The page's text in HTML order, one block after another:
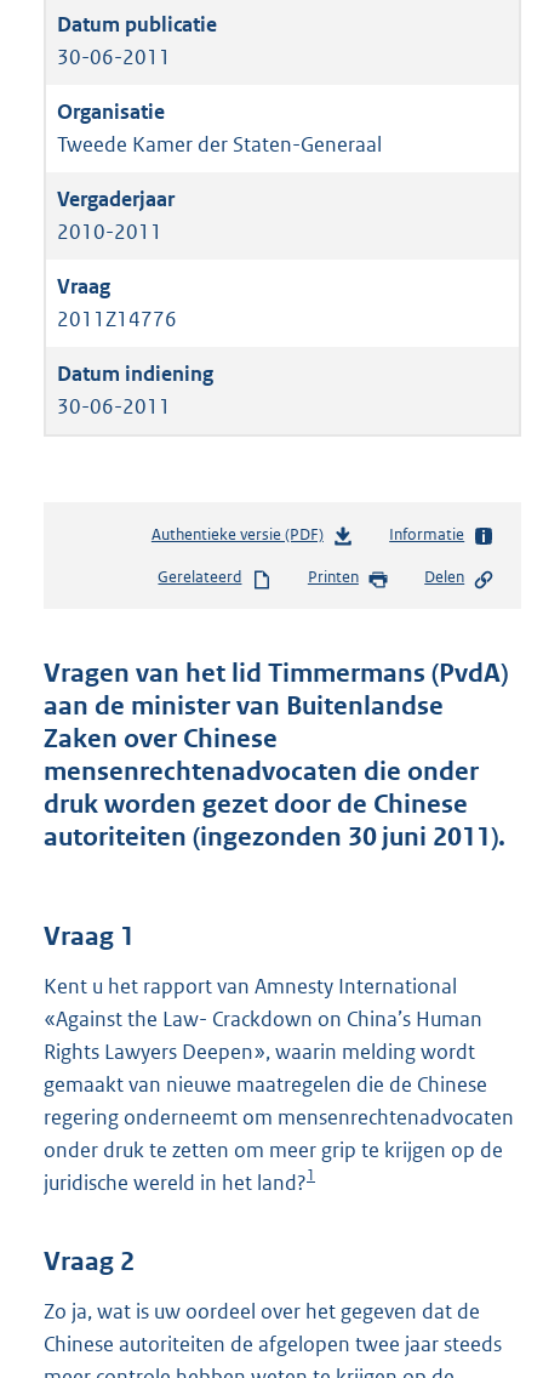
30-06-2011
Tweede Kamer der Staten-Generaal
2010-2011
2011Z14776
30-06-2011
Authentieke versie (PDF)b
s
d
s
r
o
t
K
b
Informatie
Gerelateerd Printen Delen
Vragen van het lid Timmermans (PvdA)
aan de minister van Buitenlandse
Zaken over Chinese
mensenrechtenadvocaten die onder
druk worden gezet door de Chinese
autoriteiten (ingezonden 30 juni 2011).
Vraag 1
Kent u het rapport van Amnesty International
«Against the Law- Crackdown on China’s Human
Rights Lawyers Deepen», waarin melding wordt
gemaakt van nieuwe maatregelen die de Chinese
regering onderneemt om mensenrechtenadvocaten
onder druk te zetten om meer grip te krijgen op de
juridische wereld in het land?1
Vraag 2
Zo ja, wat is uw oordeel over het gegeven dat de
Chinese autoriteiten de afgelopen twee jaar steeds